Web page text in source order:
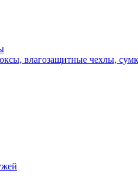
влагозащитные чехлы,